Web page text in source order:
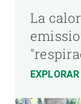
La
EXPLORAR